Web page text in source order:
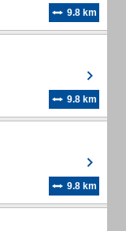
9.8 km
9.8 km
9.8 km